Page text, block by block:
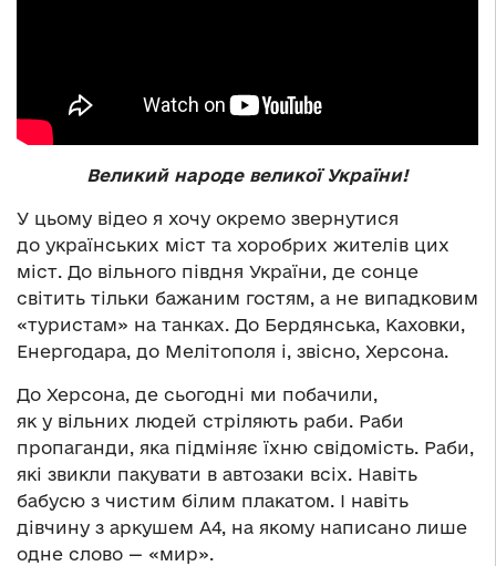
Великий народе великої України!
У цьому відео я хочу окремо звернутися
до українських міст та хоробрих жителів цих
міст. До вільного півдня України, де сонце
світить тільки бажаним гостям, а не випадковим
«туристам» на танках. До Бердянська, Каховки,
Енергодара, до Мелітополя і, звісно, Херсона.
До Херсона, де сьогодні ми побачили,
як у вільних людей стріляють раби. Раби
пропаганди, яка підміняє їхню свідомість. Раби,
які звикли пакувати в автозаки всіх. Навіть
бабусю з чистим білим плакатом. І навіть
дівчину з аркушем А4, на якому написано лише
одне слово — «мир».